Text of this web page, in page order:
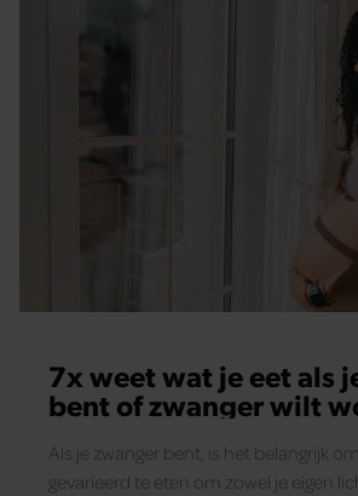
7x weet wat je eet als
bent of zwanger wilt
Als je zwanger bent, is het belangrijk
gevarieerd te eten om zowel je eigen